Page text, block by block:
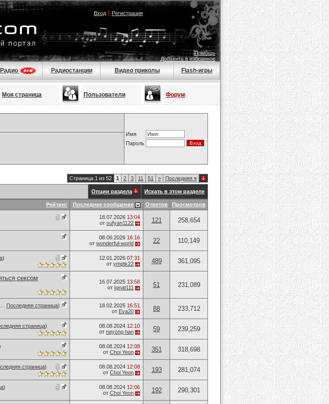
Вход| Регистрация
Помощь
Добавить в избранное
Радиостанции Видео приколы Flash-игры
Моя страница Пользователи Форум
Имя
Пароль
Страница 1 из 52 1 2 3 11 51 > Последняя »
Опции раздела Искать в этом разделе
Рейтинг Последнее сообщение Ответов Просмотров
18.07.2026 13:04
от sufyan1122 121 258,654
08.06.2026 16:16
от wonderful-world 22 110,149
)
12.01.2026 07:31
от ymptk22 489 361,095
сексом 16.07.2025 13:58
от Ignat111 51 231,089
Последняя страница)
18.02.2025 16:51
от Eva20 88 233,712
страница)
08.08.2024 12:10
от nayong han 59 239,259
08.08.2024 12:08
от Choi Yeon 351 318,698
страница)
08.08.2024 12:08
от Choi Yeon 193 281,074
)
08.08.2024 12:06
от Choi Yeon 192 290,301